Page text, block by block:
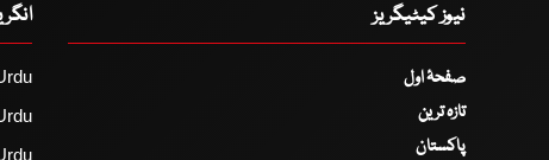
نیوز کیٹیگریز
صفحۂ اول
تازہ ترین
پاکستان